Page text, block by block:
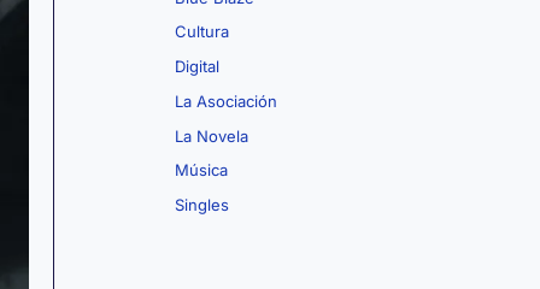
Cultura
Digital
La Asociación
La Novela
Música
Singles